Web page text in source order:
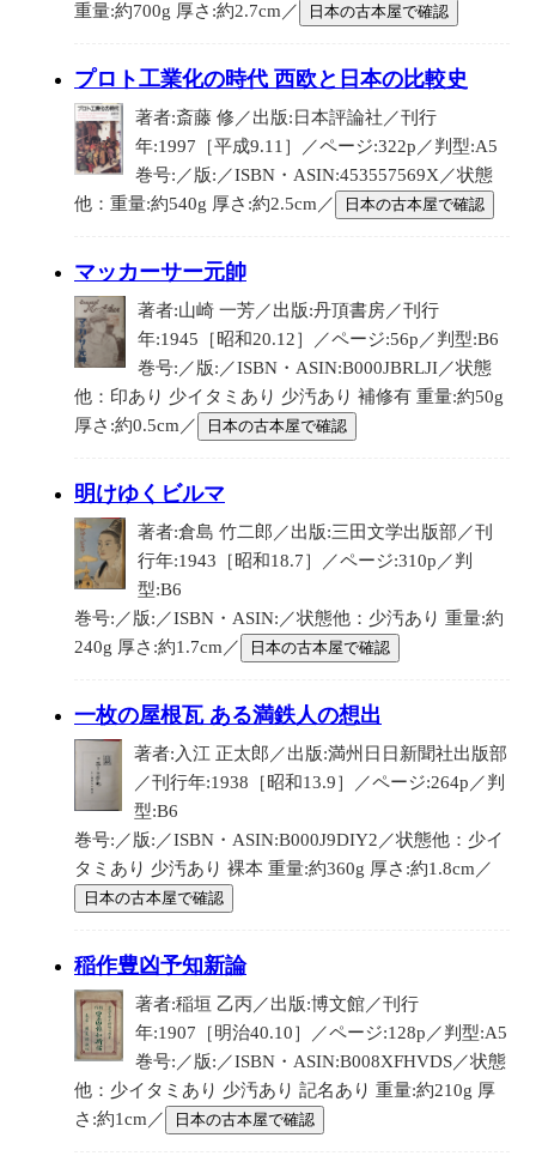
重量:約700g 厚さ:約2.7cm／ 日本の古本屋で確認
プロト工業化の時代 西欧と日本の比較史
著者:斎藤 修／出版:日本評論社／刊行
年:1997［平成9.11］／ページ:322p／判型:A5
巻号:／版:／ISBN・ASIN:453557569X／状態
他：重量:約540g 厚さ:約2.5cm／
日本の古本屋で確認
マッカーサー元帥
著者:山崎 一芳／出版:丹頂書房／刊行
年:1945［昭和20.12］／ページ:56p／判型:B6
巻号:／版:／ISBN・ASIN:B000JBRLJI／状態
他：印あり 少イタミあり 少汚あり 補修有 重量:約50g
厚さ:約0.5cm／
日本の古本屋で確認
明けゆくビルマ
著者:倉島 竹二郎／出版:三田文学出版部／刊
行年:1943［昭和18.7］／ページ:310p／判
型:B6
巻号:／版:／ISBN・ASIN:／状態他：少汚あり 重量:約
240g 厚さ:約1.7cm／
日本の古本屋で確認
一枚の屋根瓦 ある満鉄人の想出
著者:入江 正太郎／出版:満州日日新聞社出版部
／刊行年:1938［昭和13.9］／ページ:264p／判
型:B6
巻号:／版:／ISBN・ASIN:B000J9DIY2／状態他：少イ
タミあり 少汚あり 裸本 重量:約360g 厚さ:約1.8cm／
日本の古本屋で確認
稲作豊凶予知新論
著者:稲垣 乙丙／出版:博文館／刊行
年:1907［明治40.10］／ページ:128p／判型:A5
巻号:／版:／ISBN・ASIN:B008XFHVDS／状態
他：少イタミあり 少汚あり 記名あり 重量:約210g 厚
さ:約1cm／
日本の古本屋で確認